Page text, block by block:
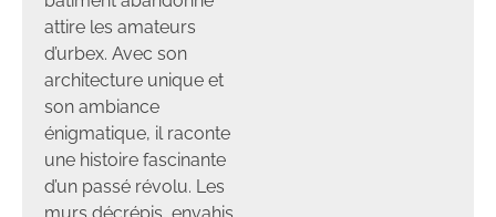
attire les amateurs
d’urbex. Avec son
architecture unique et
son ambiance
énigmatique, il raconte
une histoire fascinante
d’un passé révolu. Les